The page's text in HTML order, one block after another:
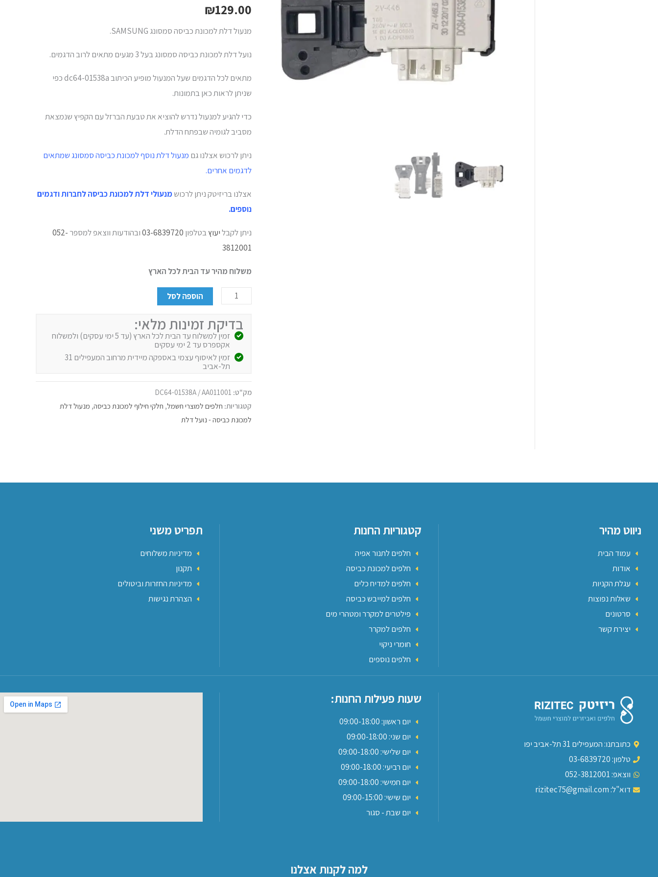
₪129.00
מנעול דלת למכונת כביסה סמסונג SAMSUNG.
נועל דלת למכונת כביסה סמסונג בעל 3 מגעים מתאים לרוב הדגמים.
מתאים לכל הדגמים שעל המנעול מופיע הכיתוב dc64-01538a כפי
שניתן לראות כאן בתמונות.
כדי להגיע למנעול נדרש להוציא את טבעת הברזל עם הקפיץ שנמצאת
מסביב לגומיה שבפתח הדלת.
ניתן לרכוש אצלנו גם מנעול דלת נוסף למכונת כביסה סמסונג שמתאים
לדגמים אחרים.
אצלנו בריזיטק ניתן לרכושמנעולי דלת למכונת כביסה לחברות ודגמים
נוספים.
ניתן לקבליעוץבטלפון 03-6839720ובהודעות ווצאפ למספר052-
3812001
משלוח מהיר עד הבית לכל הארץ
DC64-
הוספה לסל
בדיקת זמינות מלאי:
זמין למשלוח עד הבית לכל הארץ (עד 5 ימי עסקים) ולמשלוח
אקספרס עד 2 ימי עסקים
זמין לאיסוף עצמי באספקה מיידית מרחוב המעפילים 31
תל-אביב
מק"ט: DC64-01538A / AA011001
קטגוריות: חלפים למוצרי חשמל, חלקי חילוף למכונת כביסה, מנעול דלת
למכונת כביסה - נועל דלת
ניווט מהיר
עמוד הבית
אודות
עגלת הקניות
שאלות נפוצות
סרטונים
יצירת קשר
קטגוריות החנות
חלפים לתנור אפיה
חלפים למכונת כביסה
חלפים למדיח כלים
חלפים למייבש כביסה
פילטרים למקרר ומטהרי מים
חלפים למקרר
חומרי ניקוי
חלפים נוספים
תפריט משני
מדיניות משלוחים
תקנון
מדיניות החזרות וביטולים
הצהרת נגישות
כתובתנו: המעפילים 31 תל-אביב יפו
טלפון: 03-6839720
ווצאפ: 052-3812001
דוא"ל: rizitec75@gmail.com
שעות פעילות החנות:
יום ראשון: 09:00-18:00
יום שני: 09:00-18:00
יום שלישי: 09:00-18:00
יום רביעי: 09:00-18:00
יום חמישי: 09:00-18:00
יום שישי: 09:00-15:00
יום שבת - סגור
למה לקנות אצלנו